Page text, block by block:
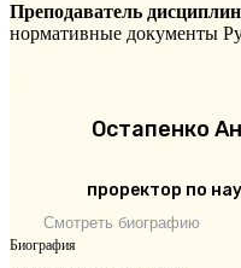
Преподаватель
нормативные документы
Остапенко
проректор по
Смотреть биографию
Биография